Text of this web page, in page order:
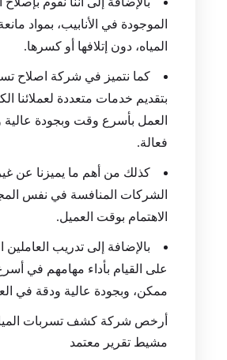
طرق تحديد موقع التسرب.
بالإضافة إلى أننا نقوم بإصلاح
كما نتميز في شركة اصلاح
بتقديم خدمات متعددة لعملائنا
العمل بأسرع وقت وبجودة عالية
كذلك من أهم ما يميزنا عن
الاهتمام بوقت العميل.
بالإضافة إلى تدريب العاملين
على القيام بأداء مهامهم في
ممكن، وبجودة عالية ودقة في